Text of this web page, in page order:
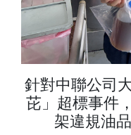
針對中聯公司
芘」超標事件
架違規油